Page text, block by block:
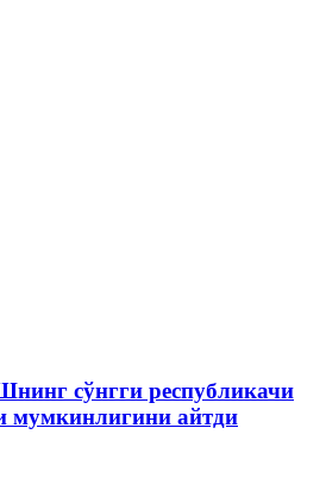
сўнгги республикачи
мумкинлигини айтди